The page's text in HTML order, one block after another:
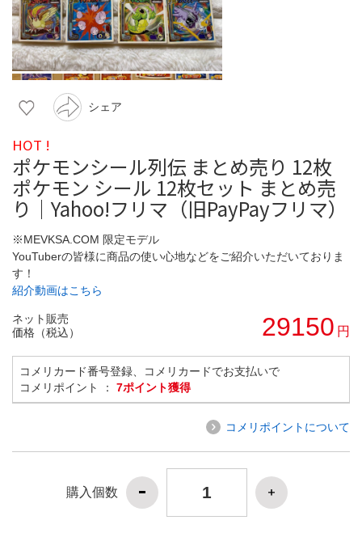
シェア
HOT !
ポケモンシール列伝 まとめ売り 12枚
ポケモン シール 12枚セット まとめ売
り｜Yahoo!フリマ（旧PayPayフリマ）
※MEVKSA.COM 限定モデル
YouTuberの皆様に商品の使い心地などをご紹介いただいておりま
す！
紹介動画はこちら
ネット販売
価格（税込）
29150 円
コメリカード番号登録、コメリカードでお支払いで
コメリポイント ： 7ポイント獲得
コメリポイントについて
購入個数